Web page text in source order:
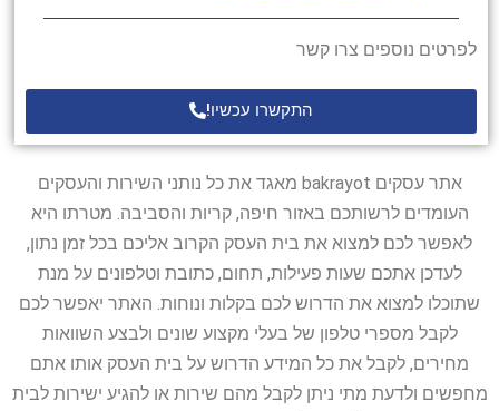
לפרטים נוספים צרו קשר
התקשרו עכשיו!
אתר עסקים bakrayot מאגד את כל נותני השירות והעסקים
העומדים לרשותכם באזור חיפה, קריות והסביבה. מטרתו היא
לאפשר לכם למצוא את בית העסק הקרוב אליכם בכל זמן נתון,
לעדכן אתכם שעות פעילות, תחום, כתובת וטלפונים על מנת
שתוכלו למצוא את הדרוש לכם בקלות ונוחות. האתר יאפשר לכם
לקבל מספרי טלפון של בעלי מקצוע שונים ולבצע השוואות
מחירים, לקבל את כל המידע הדרוש על בית העסק אותו אתם
מחפשים ולדעת מתי ניתן לקבל מהם שירות או להגיע ישירות לבית